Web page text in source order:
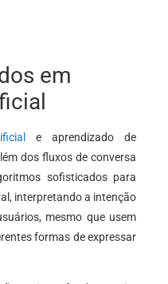
em
e aprendizado de
dos fluxos de conversa
sofisticados para
interpretando a intenção
mesmo que usem
formas de expressar